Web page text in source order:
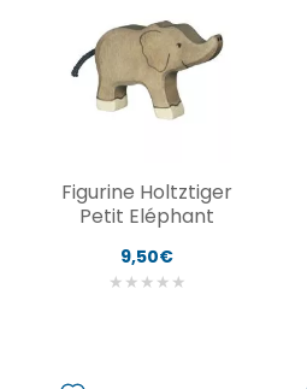
Figurine Holtztiger
Petit Eléphant
9,50€
★ ★ ★ ★ ★